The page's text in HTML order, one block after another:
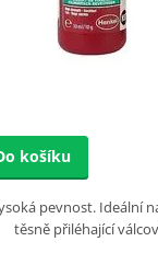
košíku
pevnost. Ideální
těsně přiléhající